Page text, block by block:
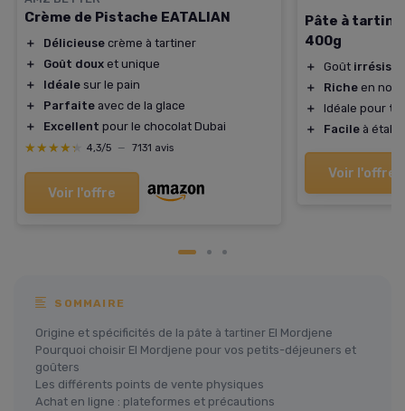
Crème de Pistache EATALIAN
＋ Délicieuse crème à tartiner
＋
Goût doux et unique
＋
Idéale sur le pain
＋
Parfaite avec de la glace
＋
Excellent pour le chocolat Dubai
★★★★★
★★★★★ 4,3/5 — 7131 avis
Voir l'offre
Pâte à
400g
＋ Goût
＋
Riche en
＋
Idéale pour
＋
Facile à étaler
Voir l'offre
SOMMAIRE
Origine et spécificités de la pâte à tartiner El Mordjene
Pourquoi choisir El Mordjene pour vos petits-déjeuners et
goûters
Les différents points de vente physiques
Achat en ligne : plateformes et précautions